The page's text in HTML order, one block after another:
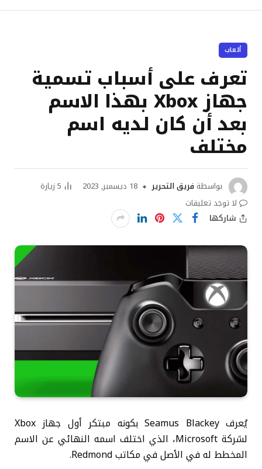
ألعاب
تعرف على أسباب تسمية
جهاز Xbox بهذا الاسم
بعد أن كان لديه اسم
مختلف
بواسطة فريق التحرير 18 ديسمبر, 2023 5زيارة
لا توجد تعليقات
شاركها
يُعرف Seamus Blackey بكونه مبتكر أول جهاز Xbox
لشركة Microsoft، الذي اختلف اسمه النهائي عن الاسم
المخطط له في الأصل في مكاتب Redmond.